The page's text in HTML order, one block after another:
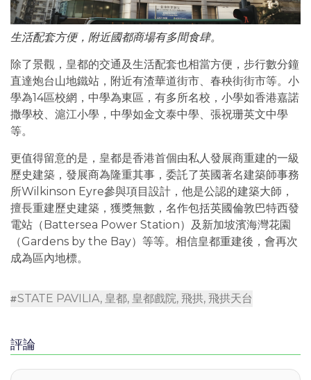
生活配套方便，附近國都商場有多間食肆。
除了景觀，皇都的交通及生活配套也相當方便，步行數分鐘
直達炮台山地鐵站，附近有渣華道街市、春秧街街市等。小
學為14區校網，中學為東區，有多所名校，小學如香港嘉諾
撒學校、滬江小學，中學如金文泰中學、張祝珊英文中學
等。
更值得留意的是，皇都是香港首個由私人發展商重建的一級
歷史建築，發展商為隆重其事，委託了英國著名建築師事務
所Wilkinson Eyre參與項目設計，他是公認的建築大師，
擅長重建歷史建築，獲獎無數，名作包括英國倫敦巴特西發
電站（Battersea Power Station）及新加坡濱海灣花園
（Gardens by the Bay）等等。相信皇都重建後，會再次
成為區內地標。
STATE PAVILIA, 皇都, 皇都戲院, 飛拱, 飛拱天台
評論